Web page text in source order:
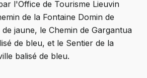
l'Office de Tourisme Lieuvin
de la Fontaine Domin de
jaune, le Chemin de Gargantua
de bleu, et le Sentier de la
balisé de bleu.